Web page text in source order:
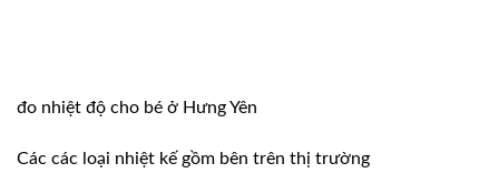
đo nhiệt độ cho bé ở Hưng Yên
Các các loại nhiệt kế gồm bên trên thị trường